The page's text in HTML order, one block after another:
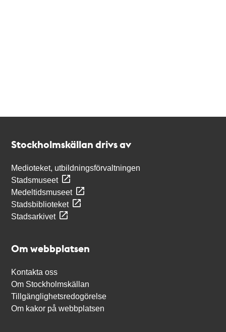
Stockholmskällan drivs av
Medioteket, utbildningsförvaltningen
Stadsmuseet
Medeltidsmuseet
Stadsbiblioteket
Stadsarkivet
Om webbplatsen
Kontakta oss
Om Stockholmskällan
Tillgänglighetsredogörelse
Om kakor på webbplatsen